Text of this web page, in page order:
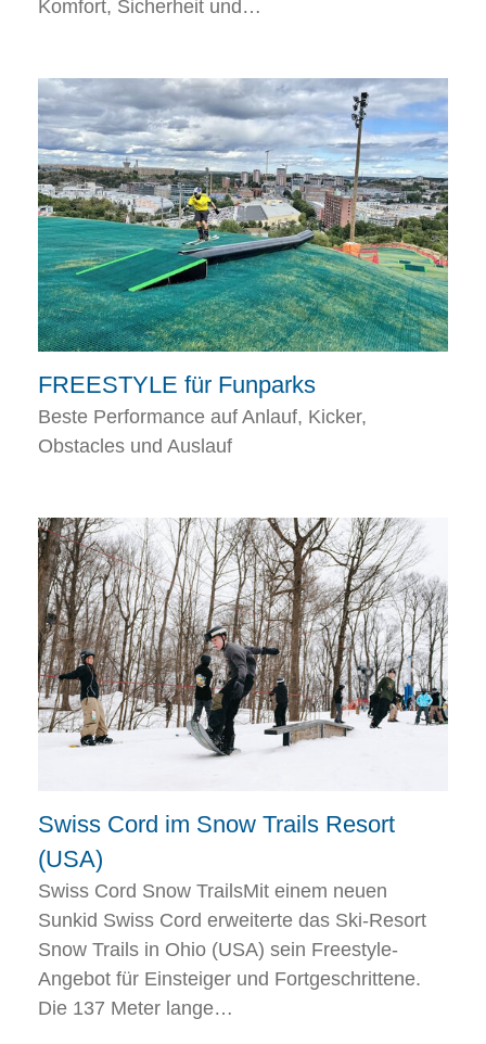
Komfort, Sicherheit und…
FREESTYLE für Funparks
Beste Performance auf Anlauf, Kicker,
Obstacles und Auslauf
Swiss Cord im Snow Trails Resort
(USA)
Swiss Cord Snow TrailsMit einem neuen
Sunkid Swiss Cord erweiterte das Ski-Resort
Snow Trails in Ohio (USA) sein Freestyle-
Angebot für Einsteiger und Fortgeschrittene.
Die 137 Meter lange…